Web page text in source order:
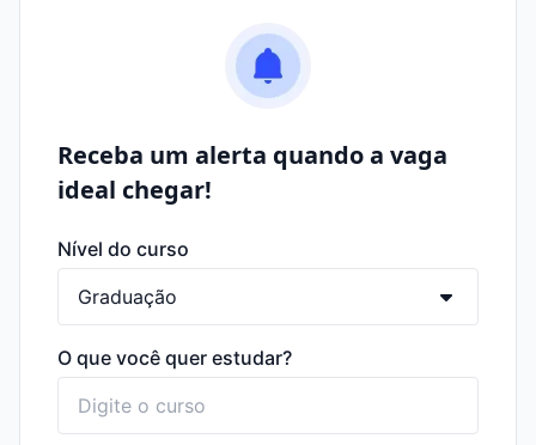
Receba um alerta quando a vaga
ideal chegar!
Nível do curso
O que você quer estudar?